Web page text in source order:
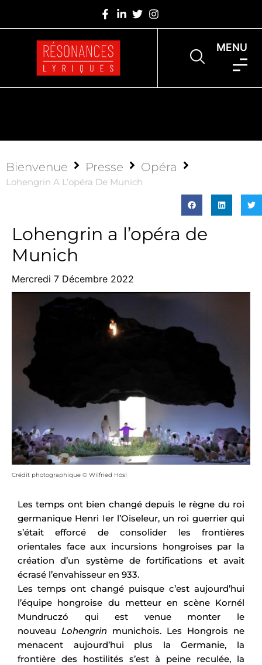
MENU
Bienvenue Presse Opéra
Lohengrin A L’opéra De Munich
Lohengrin a l’opéra de
Munich
Mercredi 7 Décembre 2022
Crédit photographique © Wilfried Hösl
Les temps ont bien changé depuis le règne du roi
germanique Henri Ier l’Oiseleur, un roi guerrier qui
s’était efforcé de consolider les frontières
orientales face aux incursions hongroises par la
création d’un système de fortifications et avait
écrasé l’envahisseur en 933.
Les temps ont changé puisque c’est aujourd’hui
l’équipe hongroise du metteur en scène Kornél
Mundruczó qui est venue monter le
nouveau Lohengrin munichois. Les Hongrois ne
menacent aujourd’hui plus la Germanie, la
frontière des hostilités s’est à peine reculée, la